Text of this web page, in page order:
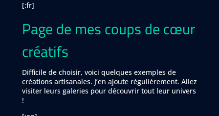
[:fr]
Page de mes coups de cœur
créatifs
Difficile de choisir, voici quelques exemples de
créations artisanales. J’en ajoute régulièrement. Allez
visiter leurs galeries pour découvrir tout leur univers
!